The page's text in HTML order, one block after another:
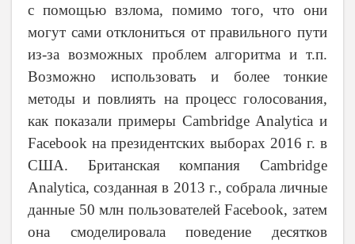
с помощью взлома, помимо того, что они
могут сами отклониться от правильного пути
из-за возможных проблем алгоритма и т.п.
Возможно использовать и более тонкие
методы и повлиять на процесс голосования,
как показали примеры Cambridge Analytica и
Facebook на президентских выборах 2016 г. в
США. Британская компания Cambridge
Analytica, созданная в 2013 г., собрала личные
данные 50 млн пользователей Facebook, затем
она смоделировала поведение десятков